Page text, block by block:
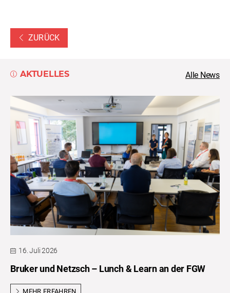
ZURÜCK
AKTUELLES Alle News
16. Juli 2026
Bruker und Netzsch – Lunch & Learn an der FGW
MEHR ERFAHREN